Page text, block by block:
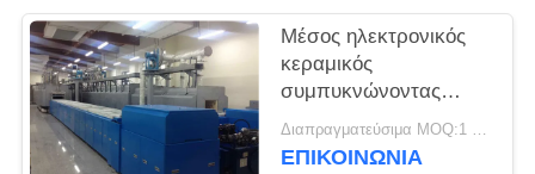
Μέσος ηλεκτρονικός
κεραμικός
συμπυκνώνοντας
φούρνος
θερμοκρασίας
Διαπραγματεύσιμα MOQ:1 σύνολο
ΕΠΙΚΟΙΝΩΝΙΑ